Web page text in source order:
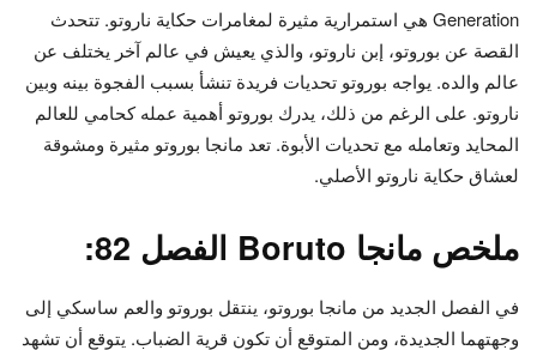
Generation هي استمرارية مثيرة لمغامرات حكاية ناروتو. تتحدث
القصة عن بوروتو، إبن ناروتو، والذي يعيش في عالم آخر يختلف عن
عالم والده. يواجه بوروتو تحديات فريدة تنشأ بسبب الفجوة بينه وبين
ناروتو. على الرغم من ذلك، يدرك بوروتو أهمية عمله كحامي للعالم
المحايد وتعامله مع تحديات الأبوة. تعد مانجا بوروتو مثيرة ومشوقة
لعشاق حكاية ناروتو الأصلي.
ملخص مانجا Boruto الفصل 82:
في الفصل الجديد من مانجا بوروتو، ينتقل بوروتو والعم ساسكي إلى
وجهتهما الجديدة، ومن المتوقع أن تكون قرية الضباب. يتوقع أن تشهد